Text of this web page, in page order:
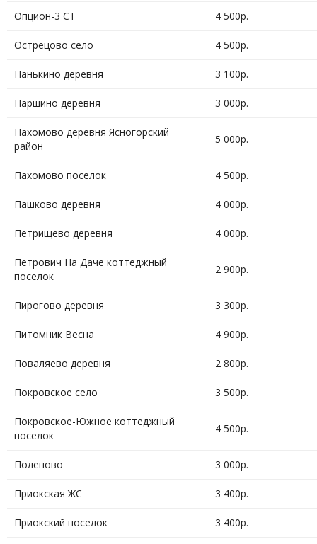
Опцион-3 СТ 4 500р.
Острецово село 4 500р.
Панькино деревня 3 100р.
Паршино деревня 3 000р.
Пахомово деревня Ясногорский
район
5 000р.
Пахомово поселок 4 500р.
Пашково деревня 4 000р.
Петрищево деревня 4 000р.
Петрович На Даче коттеджный
поселок
2 900р.
Пирогово деревня 3 300р.
Питомник Весна 4 900р.
Поваляево деревня 2 800р.
Покровское село 3 500р.
Покровское-Южное коттеджный
поселок
4 500р.
Поленово 3 000р.
Приокская ЖС 3 400р.
Приокский поселок 3 400р.